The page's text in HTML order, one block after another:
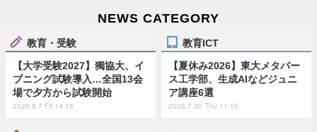
NEWS CATEGORY
教育・受験
【大学受験2027】獨協大、イ
ブニング試験導入…全国13会
場で夕方から試験開始
2026.8.7 Fri 14:15
教育ICT
【夏休み2026】東大メタバー
ス工学部、生成AIなどジュニ
ア講座6選
2026.7.30 Thu 11:15